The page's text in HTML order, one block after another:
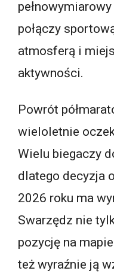
połączy
atmosferą i
aktywności.
Powrót
wieloletnie
Wielu biegaczy
dlatego decyzja
2026 roku ma
Swarzędz nie
pozycję na
też wyraźnie ją